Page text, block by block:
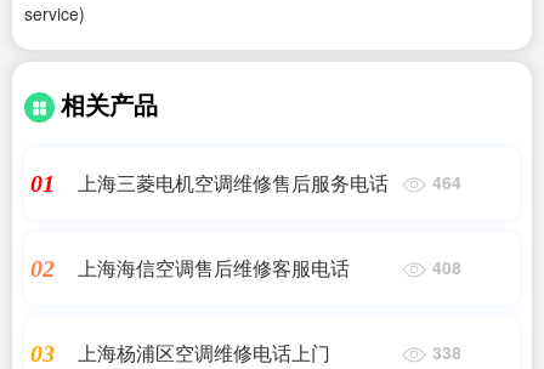
service)
相关产品
01 上海三菱电机空调维修售后服务电话 464
02 上海海信空调售后维修客服电话 408
03 上海杨浦区空调维修电话上门 338